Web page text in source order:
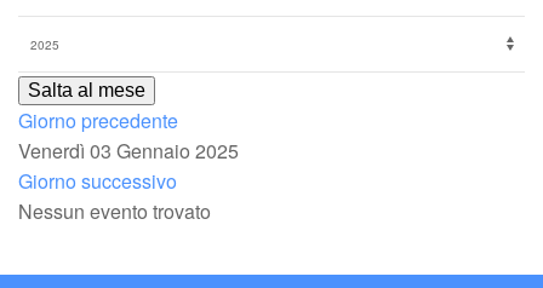
Salta al mese
Giorno precedente
Venerdì 03 Gennaio 2025
Giorno successivo
Nessun evento trovato